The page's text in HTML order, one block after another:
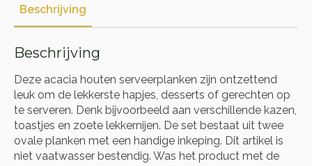
Beschrijving
Beschrijving
Deze acacia houten serveerplanken zijn ontzettend
leuk om de lekkerste hapjes, desserts of gerechten op
te serveren. Denk bijvoorbeeld aan verschillende kazen,
toastjes en zoete lekkernijen. De set bestaat uit twee
ovale planken met een handige inkeping. Dit artikel is
niet vaatwasser bestendig. Was het product met de